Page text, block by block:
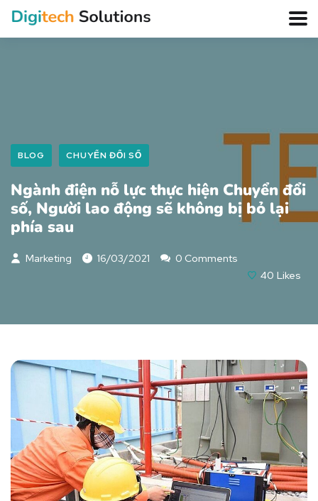
BLOG CHUYỂN ĐỔI SỐ
Ngành điện nỗ lực thực hiện Chuyển đổi
số, Người lao động sẽ không bị bỏ lại
phía sau
Marketing 16/03/2021
0 Comments
40 Likes